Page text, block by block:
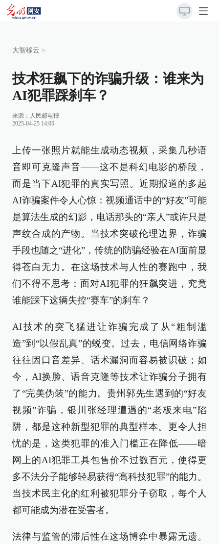
大智移云 >
技术狂飙下的诈骗升级：谁来为
AI犯罪踩刹车？
来源： 人民邮电报
2025-04-25 14:05
上传一张照片就能生成动态视频，采集几秒语
音即可克隆声音——这不是科幻电影的桥段，
而是当下AI犯罪的真实写照。近期报道的多起
AI诈骗案件令人心惊：视频通话中的“好友”可能
是算法生成的幻影，电话那头的“亲人”或许只是
声纹合成的产物。当技术突破伦理边界，诈骗
手段也随之“进化”，传统的防骗经验在AI面前显
得苍白无力。在这场技术与人性的赛跑中，我
们不得不思考：面对AI犯罪的狂飙突进，究竟
谁能踩下这辆失控“赛车”的刹车？
AI技术的突飞猛进让诈骗完成了从“粗制滥
造”到“以假乱真”的蜕变。过去，电信网络诈骗
往往因口音差异、话术漏洞而容易被识破；如
今，AI换脸、语音克隆等技术让诈骗分子拥有
了“完美伪装”的能力。贵州郭先生遇到的“好友
视频”诈骗，银川张经理遭遇的“老板来电”陷
阱，都是这种新型犯罪的典型样本。更令人担
忧的是，这类犯罪的准入门槛正在降低——暗
网上的AI犯罪工具包售价不过数百元，使得更
多不法分子能够轻易获得“高科技犯罪”的能力。
当技术民主化的红利被犯罪分子窃取，每个人
都可能成为潜在受害者。
法律与监管的滞后性在这场博弈中暴露无遗。